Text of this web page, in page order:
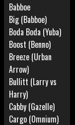
Babboe
Big (Babboe)
Boda Boda (Yuba)
Boost (Benno)
Breeze (Urban
Arrow)
Bullitt (Larry vs
Harry)
Cabby (Gazelle)
Cargo (Omnium)